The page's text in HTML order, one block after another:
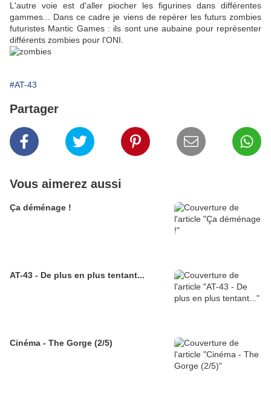
L'autre voie est d'aller piocher les figurines dans différentes
gammes... Dans ce cadre je viens de repérer les futurs zombies
futuristes Mantic Games : ils sont une aubaine pour représenter
différents zombies pour l'ONI.
#AT-43
Partager
Vous aimerez aussi
Ça déménage !
AT-43 - De plus en plus tentant...
Cinéma - The Gorge (2/5)